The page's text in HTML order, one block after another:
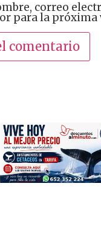
correo
para la próxima